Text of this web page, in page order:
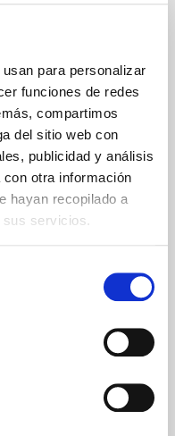
para personalizar
funciones de redes
compartimos
del sitio web con
publicidad y análisis
otra información
hayan recopilado a
sus servicios.
sé qué
desde hace
nuevo